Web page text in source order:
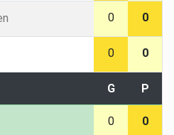
0 0
0 0
G P
0 0